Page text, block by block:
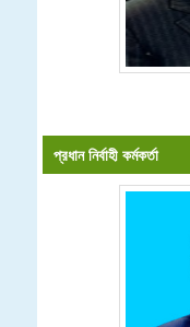
প্রধান নির্বাহী কর্মকর্তা